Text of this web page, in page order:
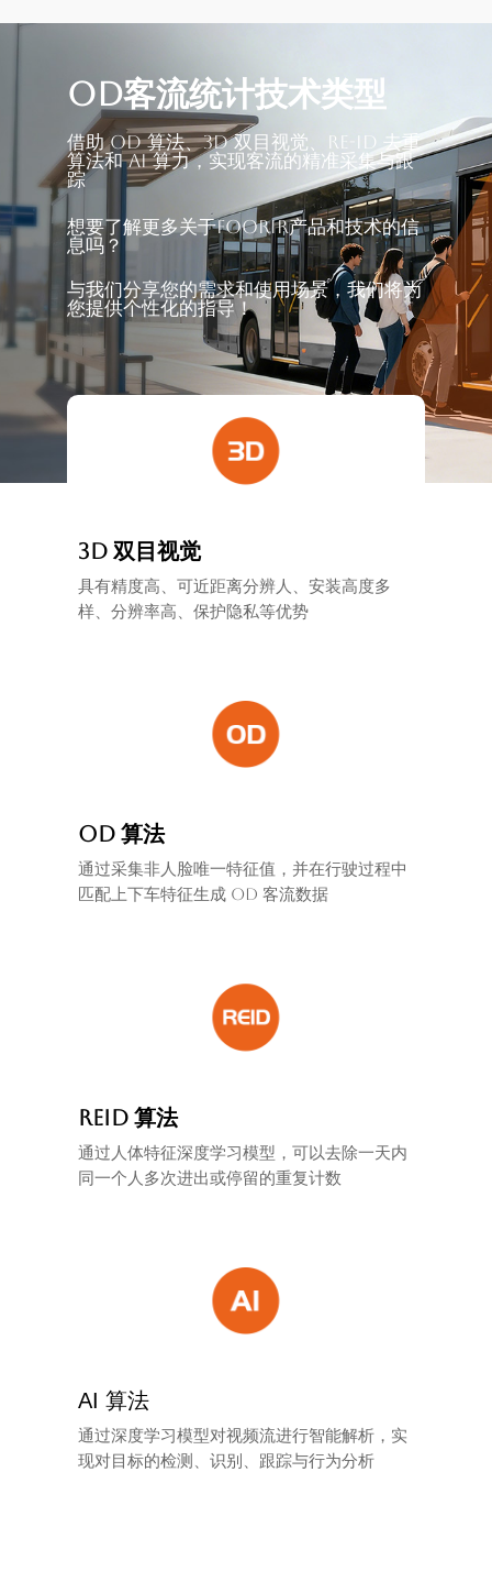
OD客流统计技术类型
借助 OD 算法、3D 双目视觉、Re-ID 去重
算法和 AI 算力，实现客流的精准采集与跟
踪
想要了解更多关于FOORIR产品和技术的信
息吗？
与我们分享您的需求和使用场景，我们将为
您提供个性化的指导！
3D 双目视觉
具有精度高、可近距离分辨人、安装高度多
样、分辨率高、保护隐私等优势
OD 算法
通过采集非人脸唯一特征值，并在行驶过程中
匹配上下车特征生成 OD 客流数据
REID 算法
通过人体特征深度学习模型，可以去除一天内
同一个人多次进出或停留的重复计数
AI 算法
通过深度学习模型对视频流进行智能解析，实
现对目标的检测、识别、跟踪与行为分析